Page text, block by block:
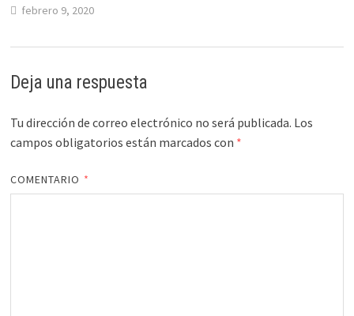
febrero 9, 2020
Deja una respuesta
Tu dirección de correo electrónico no será publicada. Los
campos obligatorios están marcados con *
COMENTARIO *